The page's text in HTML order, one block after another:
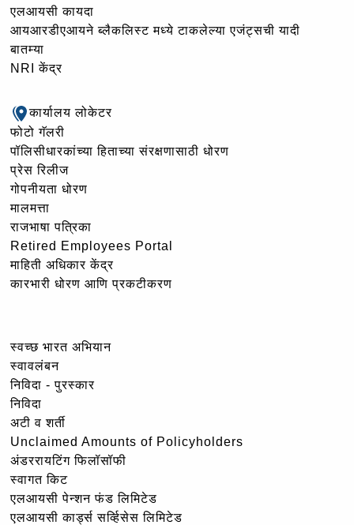
एलआयसी कायदा
आयआरडीएआयने ब्लैकलिस्ट मध्ये टाकलेल्या एजंट्सची यादी
बातम्या
NRI केंद्र
कार्यालय लोकेटर
फोटो गॅलरी
पॉलिसीधारकांच्या हिताच्या संरक्षणासाठी धोरण
प्रेस रिलीज
गोपनीयता धोरण
मालमत्ता
राजभाषा पत्रिका
Retired Employees Portal
माहिती अधिकार केंद्र
कारभारी धोरण आणि प्रकटीकरण
स्वच्छ भारत अभियान
स्वावलंबन
निविदा - पुरस्कार
निविदा
अटी व शर्ती
Unclaimed Amounts of Policyholders
अंडररायटिंग फिलॉसॉफी
स्वागत किट
एलआयसी पेन्शन फंड लिमिटेड
एलआयसी कार्ड्स सर्व्हिसेस लिमिटेड